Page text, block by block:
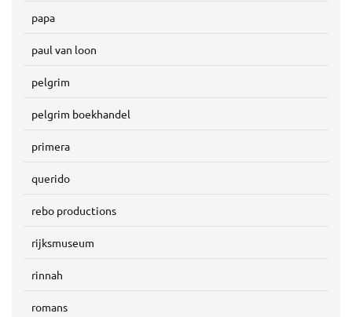
papa
paul van loon
pelgrim
pelgrim boekhandel
primera
querido
rebo productions
rijksmuseum
rinnah
romans